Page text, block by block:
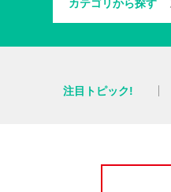
カテゴリから探す
注目トピック!